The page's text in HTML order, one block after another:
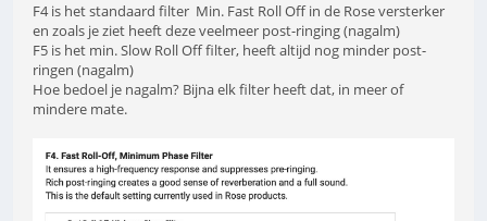
F4 is het standaard filter Min. Fast Roll Off in de Rose versterker
en zoals je ziet heeft deze veelmeer post-ringing (nagalm)
F5 is het min. Slow Roll Off filter, heeft altijd nog minder post-
ringen (nagalm)
Hoe bedoel je nagalm? Bijna elk filter heeft dat, in meer of
mindere mate.